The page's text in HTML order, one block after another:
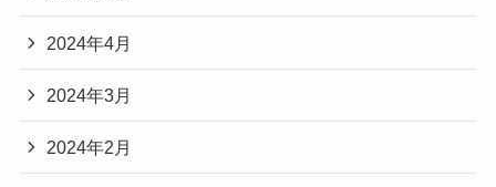
2024年4月
2024年3月
2024年2月